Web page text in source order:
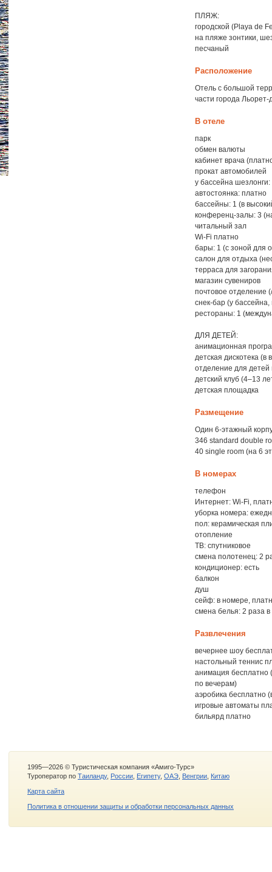
ПЛЯЖ:
городской (Playa de
на пляже зонтики,
песчаный
Расположение
Отель с большой
части города
В отеле
парк
обмен валюты
кабинет врача
прокат автомобилей
у бассейна
автостоянка: платно
бассейны: 1 (в
конференц-залы: 3
читальный зал
Wi-Fi платно
бары: 1 (с зоной для
салон для отдыха
терраса для
магазин сувениров
почтовое отделение
снек-бар (у
рестораны: 1
ДЛЯ ДЕТЕЙ:
анимационная
детская дискотека (в
отделение для детей
детский клуб (4–13
детская площадка
Размещение
Один 6-этажный
346 standard double
40 single room (на 6
В номерах
телефон
Интернет: Wi-Fi,
уборка номера:
пол: керамическая
отопление
ТВ: спутниковое
смена полотенец: 2
кондиционер: есть
балкон
душ
сейф: в номере,
смена белья: 2 раза
Развлечения
вечернее шоу
настольный теннис
анимация бесплатно
по вечерам)
аэробика бесплатно
игровые автоматы
бильярд платно
1995—2026 © Туристическая компания «Амиго-Турс»
Туроператор по Таиланду, России Египету, ОАЭ Венгрии Китаю
Карта сайта
Политика в отношении защиты и обработки персональных данных